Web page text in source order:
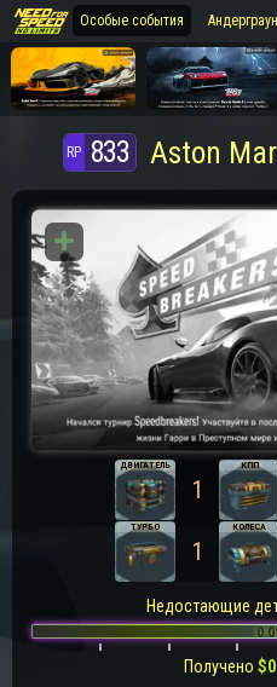
Особые события
833 Aston
ДВИГАТЕЛЬ
1
ТУРБО
1
КПП
КОЛЕСА
Недостающие
Получено $0